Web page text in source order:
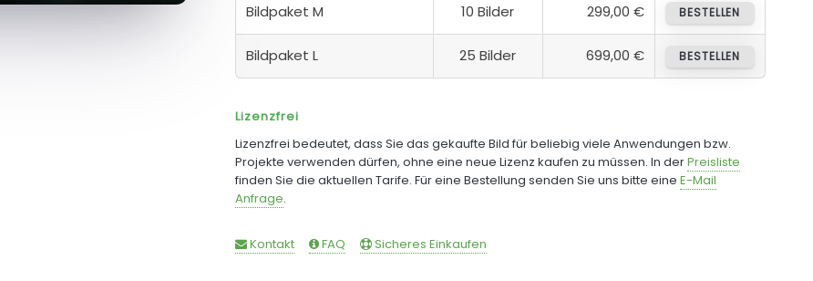
Bildpaket M 10 Bilder 299,00 € BESTELLEN
Bildpaket L 25 Bilder 699,00 € BESTELLEN
Lizenzfrei
Lizenzfrei bedeutet, dass Sie das gekaufte Bild für beliebig viele Anwendungen bzw.
Projekte verwenden dürfen, ohne eine neue Lizenz kaufen zu müssen. In derPreisliste
finden Sie die aktuellen Tarife. Für eine Bestellung senden Sie uns bitte eine E-Mail
Anfrage.
Kontakt FAQ Sicheres Einkaufen